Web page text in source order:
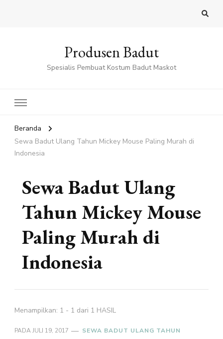
Produsen Badut
Spesialis Pembuat Kostum Badut Maskot
Beranda
Sewa Badut Ulang Tahun Mickey Mouse Paling Murah di
Indonesia
Sewa Badut Ulang
Tahun Mickey Mouse
Paling Murah di
Indonesia
Menampilkan: 1 - 1 dari 1 HASIL
PADAJULI 19, 2017 SEWA BADUT ULANG TAHUN